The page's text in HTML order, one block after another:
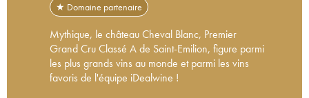
★ Domaine partenaire
Mythique, le château Cheval Blanc, Premier
Grand Cru Classé A de Saint-Emilion, figure parmi
les plus grands vins au monde et parmi les vins
favoris de l'équipe iDealwine !